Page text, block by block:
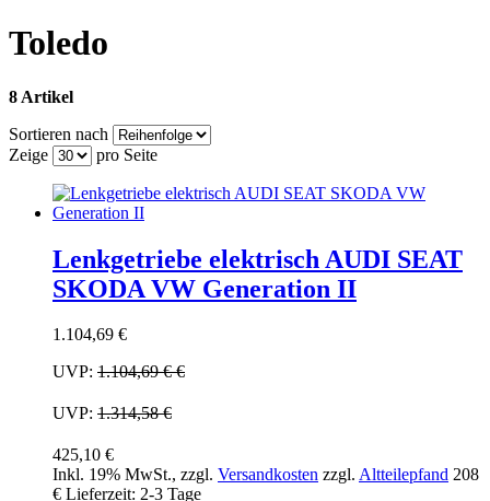
Toledo
8 Artikel
Sortieren nach
Zeige
pro Seite
Lenkgetriebe elektrisch AUDI SEAT
SKODA VW Generation II
1.104,69 €
UVP: 1.104,69 €€
UVP: 1.314,58 €
425,10 €
Inkl. 19% MwSt., zzgl. Versandkosten zzgl. Altteilepfand 208
€ Lieferzeit: 2-3 Tage